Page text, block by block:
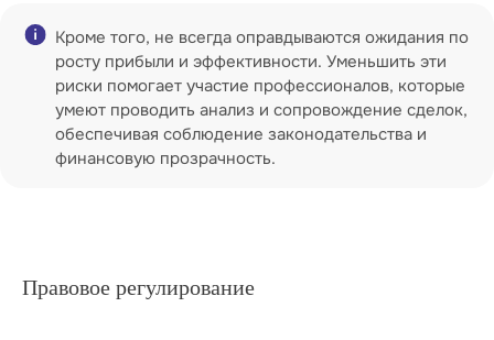
Кроме того, не всегда оправдываются ожидания по
росту прибыли и эффективности. Уменьшить эти
риски помогает участие профессионалов, которые
умеют проводить анализ и сопровождение сделок,
обеспечивая соблюдение законодательства и
финансовую прозрачность.
Правовое регулирование
Согласие на получение маркетинговой рассылки